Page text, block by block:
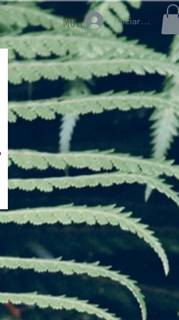
More Iniciar sesión